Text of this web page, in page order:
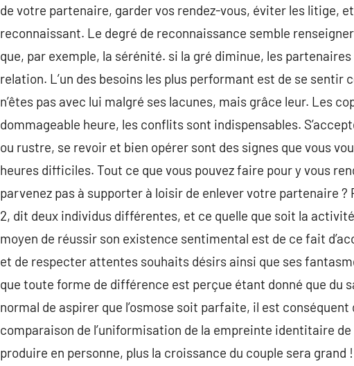
de votre partenaire, garder vos rendez-vous, éviter les litige,
reconnaissant. Le degré de reconnaissance semble
que, par exemple, la sérénité. si la gré diminue, les partenaires
relation. L’un des besoins les plus performant est de se sentir
n’êtes pas avec lui malgré ses lacunes, mais grâce leur. Les
dommageable heure, les conflits sont indispensables.
ou rustre, se revoir et bien opérer sont des signes que vous
heures difficiles. Tout ce que vous pouvez faire pour y vous
parvenez pas à supporter à loisir de enlever votre partenaire
2, dit deux individus différentes, et ce quelle que soit la
moyen de réussir son existence sentimental est de ce fait
et de respecter attentes souhaits désirs ainsi que ses
que toute forme de différence est perçue étant donné que du
normal de aspirer que l’osmose soit parfaite, il est conséquent
comparaison de l’uniformisation de la empreinte identitaire
produire en personne, plus la croissance du couple sera